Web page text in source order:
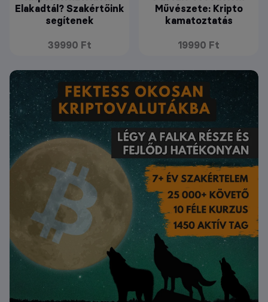
Elakadtál? Szakértőink
segítenek
39990 Ft
Művészete: Kripto
kamatoztatás
19990 Ft